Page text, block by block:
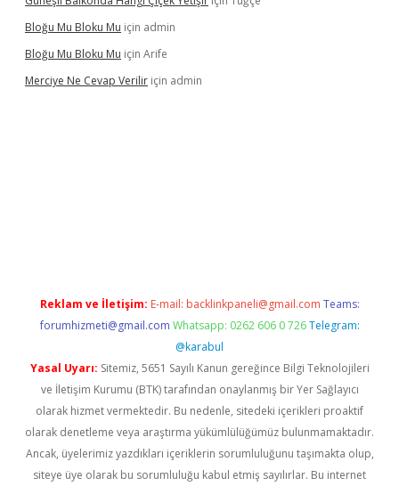
Bloğu Mu Bloku Mu için admin
Bloğu Mu Bloku Mu için Arife
Merciye Ne Cevap Verilir için admin
Reklam ve İletişim: E-mail: backlinkpaneli@gmail.com Teams:
forumhizmeti@gmail.com Whatsapp: 0262 606 0 726 Telegram:
@karabul
Yasal Uyarı: Sitemiz, 5651 Sayılı Kanun gereğince Bilgi Teknolojileri
ve İletişim Kurumu (BTK) tarafından onaylanmış bir Yer Sağlayıcı
olarak hizmet vermektedir. Bu nedenle, sitedeki içerikleri proaktif
olarak denetleme veya araştırma yükümlülüğümüz bulunmamaktadır.
Ancak, üyelerimiz yazdıkları içeriklerin sorumluluğunu taşımakta olup,
siteye üye olarak bu sorumluluğu kabul etmiş sayılırlar. Bu internet